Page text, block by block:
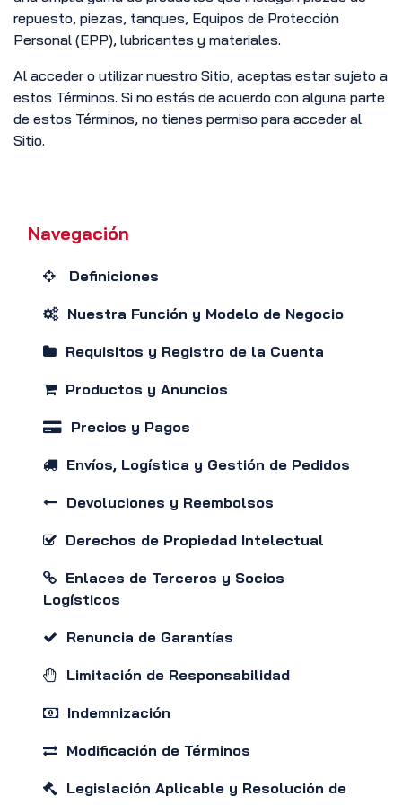
repuesto, piezas, tanques, Equipos de Protección
Personal (EPP), lubricantes y materiales.
Al acceder o utilizar nuestro Sitio, aceptas estar sujeto a
estos Términos. Si no estás de acuerdo con alguna parte
de estos Términos, no tienes permiso para acceder al
Sitio.
Navegación
Definiciones
Nuestra Función y Modelo de Negocio
Requisitos y Registro de la Cuenta
Productos y Anuncios
Precios y Pagos
Envíos, Logística y Gestión de Pedidos
Devoluciones y Reembolsos
Derechos de Propiedad Intelectual
Enlaces de Terceros y Socios
Logísticos
Renuncia de Garantías
Limitación de Responsabilidad
Indemnización
Modificación de Términos
Legislación Aplicable y Resolución de